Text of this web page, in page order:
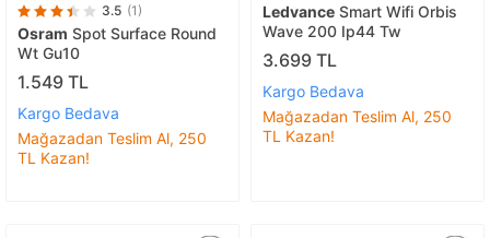
3.5 (1)
Osram Spot Surface Round
Wt Gu10
1.549 TL
Kargo Bedava
Mağazadan Teslim Al, 250
TL Kazan!
Ledvance Smart Wifi Orbis
Wave 200 Ip44 Tw
3.699 TL
Kargo Bedava
Mağazadan Teslim Al, 250
TL Kazan!